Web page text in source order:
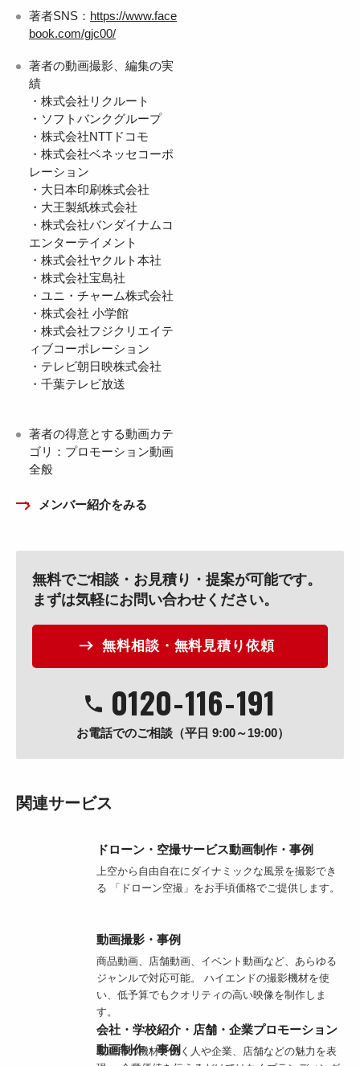
著者SNS： https://www.face
book.com/gjc00/
著者の動画撮影、編集の実
績
・株式会社リクルート
・ソフトバンクグループ
・株式会社NTTドコモ
・株式会社ベネッセコーポ
レーション
・大日本印刷株式会社
・大王製紙株式会社
・株式会社バンダイナムコ
エンターテイメント
・株式会社ヤクルト本社
・株式会社宝島社
・ユニ・チャーム株式会社
・株式会社 小学館
・株式会社フジクリエイテ
ィブコーポレーション
・テレビ朝日映株式会社
・千葉テレビ放送
著者の得意とする動画カテ
ゴリ：プロモーション動画
全般
メンバー紹介をみる
無料でご相談・お見積り・提案が可能です。
まずは気軽にお問い合わせください。
無料相談・無料見積り依頼
0120-116-191
お電話でのご相談（平日 9:00～19:00）
関連サービス
ドローン・空撮サービス動画制作・事例
上空から自由自在にダイナミックな風景を撮影でき
る 「ドローン空撮」をお手頃価格でご提供します。
動画撮影・事例
商品動画、店舗動画、イベント動画など、あらゆる
ジャンルで対応可能。 ハイエンドの撮影機材を使
い、低予算でもクオリティの高い映像を制作しま
す。
会社・学校紹介・店舗・企業プロモーション
動画制作・事例
映画用の機材で働く人や企業、店舗などの魅力を表